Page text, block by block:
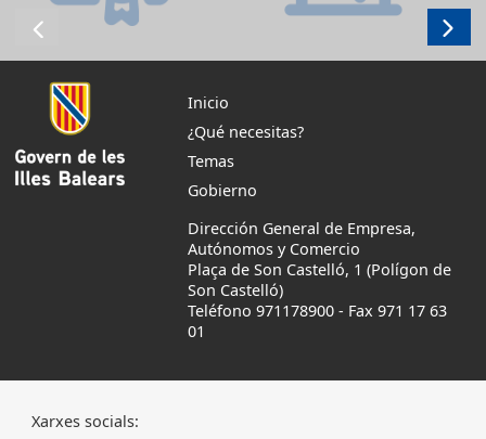
Inicio
¿Qué necesitas?
Temas
Gobierno
Dirección General de Empresa,
Autónomos y Comercio
Plaça de Son Castelló, 1 (Polígon de
Son Castelló)
Teléfono 971178900 - Fax 971 17 63
01
Xarxes socials: